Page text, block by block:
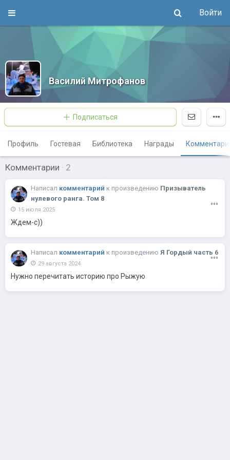
Войти
Василий Митрофанов
Подписаться
Профиль Гостевая Библиотека Награды
Комментарии · 2
Написал комментарий к произведению Призыватель
нулевого ранга. Том 8
15 июля 2025
Ждем-с))
Написал комментарий к произведению Я Гордый часть 6
29 августа 2024
Нужно перечитать историю про Рыжую